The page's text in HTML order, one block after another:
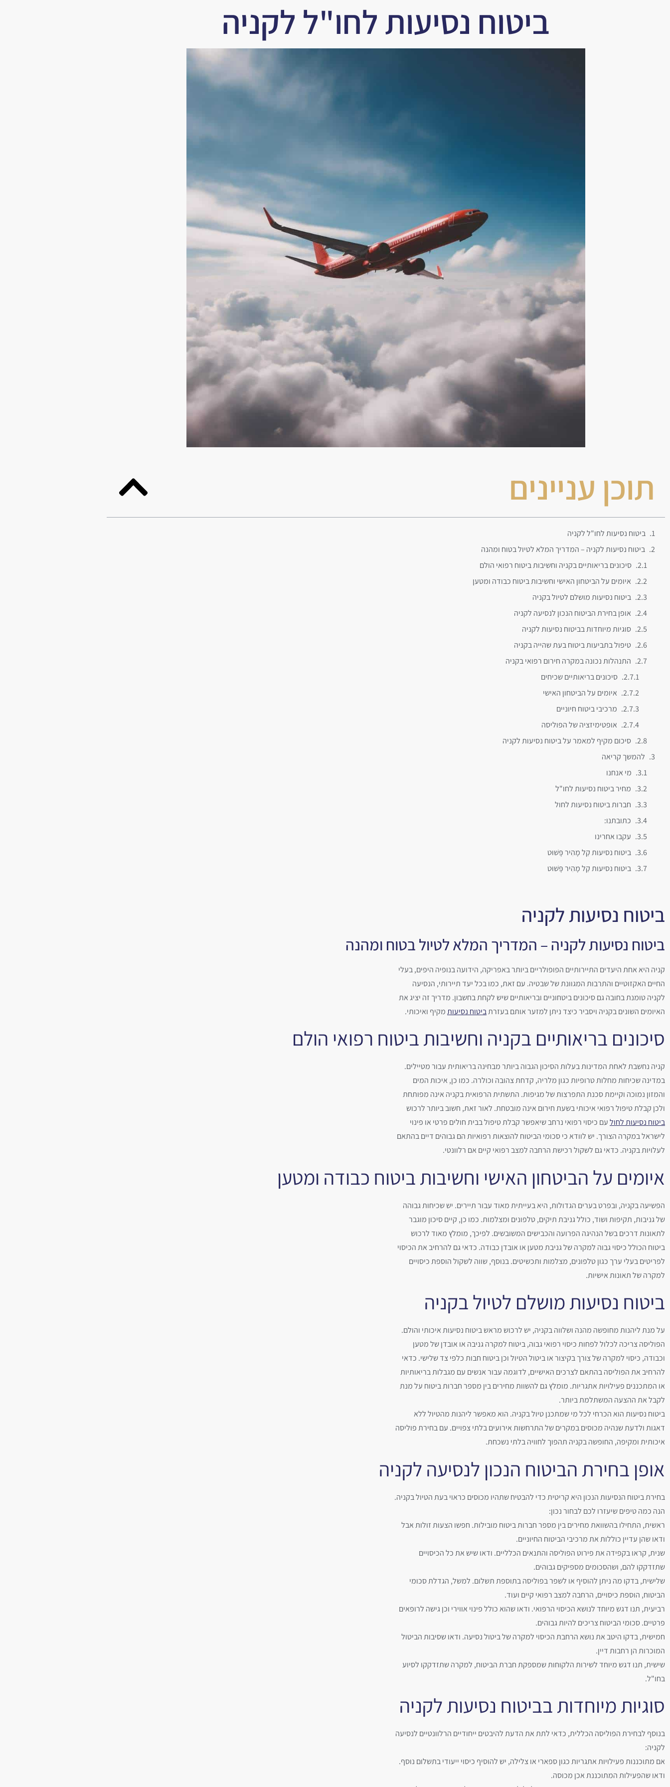
ביטוח נסיעות לחו"ל לקניה
תוכן עניינים
ביטוח נסיעות לחו"ל לקניה
ביטוח נסיעות לקניה – המדריך המלא לטיול בטוח ומהנה
סיכונים בריאותיים בקניה וחשיבות ביטוח רפואי הולם
איומים על הביטחון האישי וחשיבות ביטוח כבודה ומטען
ביטוח נסיעות מושלם לטיול בקניה
אופן בחירת הביטוח הנכון לנסיעה לקניה
סוגיות מיוחדות בביטוח נסיעות לקניה
טיפול בתביעות ביטוח בעת שהייה בקניה
התנהלות נכונה במקרה חירום רפואי בקניה
סיכונים בריאותיים שכיחים
איומים על הביטחון האישי
מרכיבי ביטוח חיוניים
אופטימיזציה של הפוליסה
סיכום מקיף למאמר על ביטוח נסיעות לקניה
להמשך קריאה
מי אנחנו
מחיר ביטוח נסיעות לחו"ל
חברות ביטוח נסיעות לחול
כתובתנו:
עקבו אחרינו
ביטוח נסיעות קַל מָהִיר פָּשׁוּט
ביטוח נסיעות קַל מָהִיר פָּשׁוּט
ביטוח נסיעות לקניה
ביטוח נסיעות לקניה – המדריך המלא לטיול בטוח ומהנה
קניה היא אחת היעדים התיירותיים הפופולריים ביותר באפריקה, הידועה בנופיה היפים, בעלי
החיים האקזוטיים והתרבות המגוונת של שבטיה. עם זאת, כמו בכל יעד תיירותי, הנסיעה
לקניה טומנת בחובה גם סיכונים ביטחוניים ובריאותיים שיש לקחת בחשבון. מדריך זה יציג את
האיומים השונים בקניה ויסביר כיצד ניתן למזער אותם בעזרתביטוח נסיעותמקיף ואיכותי.
סיכונים בריאותיים בקניה וחשיבות ביטוח רפואי הולם
קניה נחשבת לאחת המדינות בעלות הסיכון הגבוה ביותר מבחינה בריאותית עבור מטיילים.
במדינה שכיחות מחלות טרופיות כגון מלריה, קדחת צהובה וכולרה. כמו כן, איכות המים
והמזון נמוכה וקיימת סכנת התפרצות של מגיפות. התשתית הרפואית בקניה אינה מפותחת
ולכן קבלת טיפול רפואי איכותי בשעת חירום אינה מובטחת. לאור זאת, חשוב ביותר לרכוש
ביטוח נסיעות לחולעם כיסוי רפואי נרחב שיאפשר קבלת טיפול בבית חולים פרטי או פינוי
לישראל במקרה הצורך. יש לוודא כי סכומי הביטוח להוצאות רפואיות הם גבוהים דיים בהתאם
לעלויות בקניה. כדאי גם לשקול רכישת הרחבה למצב רפואי קיים אם רלוונטי.
איומים על הביטחון האישי וחשיבות ביטוח כבודה ומטען
הפשיעה בקניה, ובפרט בערים הגדולות, היא בעייתית מאוד עבור תיירים. יש שכיחות גבוהה
של גניבות, תקיפות ושוד, כולל גניבת תיקים, טלפונים ומצלמות. כמו כן, קיים סיכון מוגבר
לתאונות דרכים בשל הנהיגה הפרועה והכבישים המשובשים. לפיכך, מומלץ מאוד לרכוש
ביטוח הכולל כיסוי גבוה למקרה של גניבת מטען או אובדן כבודה. כדאי גם להרחיב את הכיסוי
לפריטים בעלי ערך כגון טלפונים, מצלמות ותכשיטים. בנוסף, שווה לשקול הוספת כיסויים
למקרה של תאונות אישיות.
ביטוח נסיעות מושלם לטיול בקניה
על מנת ליהנות מחופשה מהנה ושלווה בקניה, יש לרכוש מראש ביטוח נסיעות איכותי והולם.
הפוליסה צריכה לכלול לפחות כיסוי רפואי גבוה, ביטוח למקרה גניבה או אובדן של מטען
וכבודה, כיסוי למקרה של צורך בקיצור או ביטול הטיול וכן ביטוח חבות כלפי צד שלישי. כדאי
להרחיב את הפוליסה בהתאם לצרכים האישיים, לדוגמה עבור אנשים עם מגבלות בריאותיות
או המתכננים פעילויות אתגריות. מומלץ גם להשוות מחירים בין מספר חברות ביטוח על מנת
לקבל את ההצעה המשתלמת ביותר.
ביטוח נסיעות הוא הכרחי לכל מי שמתכנן טיול בקניה. הוא מאפשר ליהנות מהטיול ללא
דאגות ולדעת שנהיה מכוסים במקרים של התרחשות אירועים בלתי צפויים. עם בחירת פוליסה
איכותית ומקיפה, החופשה בקניה תהפוך לחוויה בלתי נשכחת.
אופן בחירת הביטוח הנכון לנסיעה לקניה
בחירת ביטוח הנסיעות הנכון היא קריטית כדי להבטיח שתהיו מכוסים כראוי בעת הטיול בקניה.
הנה כמה טיפים שיעזרו לכם לבחור נכון:
ראשית, התחילו בהשוואת מחירים בין מספר חברות ביטוח מובילות. חפשו הצעות זולות אבל
ודאו שהן עדיין כוללות את מרכיבי הביטוח החיוניים.
שנית, קראו בקפידה את פירוט הפוליסה והתנאים הכלליים. ודאו שיש את כל הכיסויים
שתזדקקו להם, ושהסכומים מספיקים גבוהים.
שלישית, בדקו מה ניתן להוסיף או לשפר בפוליסה בתוספת תשלום. למשל, הגדלת סכומי
הביטוח, הוספת כיסויים, הרחבה למצב רפואי קיים ועוד.
רביעית, תנו דגש מיוחד לנושא הכיסוי הרפואי. ודאו שהוא כולל פינוי אווירי וכן גישה לרופאים
פרטיים. סכומי הביטוח צריכים להיות גבוהים.
חמישית, בדקו היטב את נושא הרחבת הכיסוי למקרה של ביטול נסיעה. ודאו שסיבות הביטול
המוכרות הן רחבות דיין.
שישית, תנו דגש מיוחד לשירות הלקוחות שמספקת חברת הביטוח, למקרה שתזדקקו לסיוע
בחו"ל.
סוגיות מיוחדות בביטוח נסיעות לקניה
בנוסף לבחירת הפוליסה הכללית, כדאי לתת את הדעת להיבטים ייחודיים הרלוונטיים לנסיעה
לקניה:
אם מתוכננות פעילויות אתגריות כגון ספארי או צלילה, יש להוסיף כיסוי ייעודי בתשלום נוסף.
ודאו שהפעילות המתוכננת אכן מכוסה.